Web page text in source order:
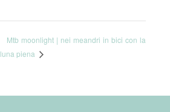
Mtb moonlight | nei meandri in bici con la
luna piena